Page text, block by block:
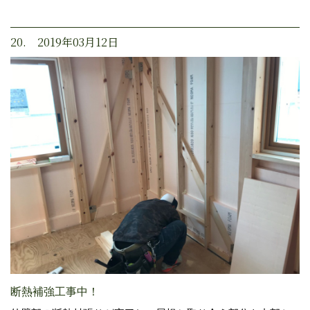
20. 2019年03月12日
断熱補強工事中！